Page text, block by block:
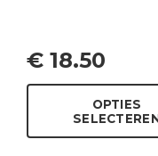
€18.50
OPTIES